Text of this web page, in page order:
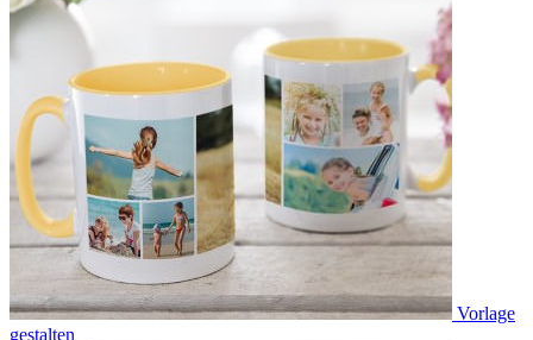
Vorlage
gestalten